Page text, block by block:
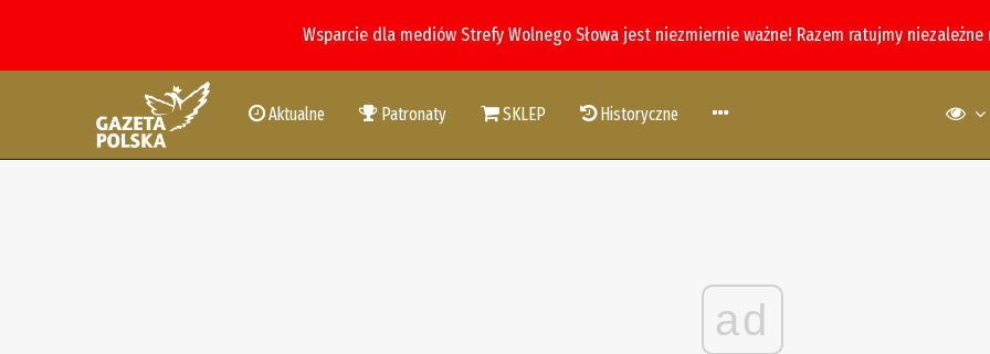
Wsparcie dla mediów Strefy Wolnego Słowa jest niezmiernie ważne! Razem ratujmy
Aktualne Patronaty SKLEP Historyczne
ad